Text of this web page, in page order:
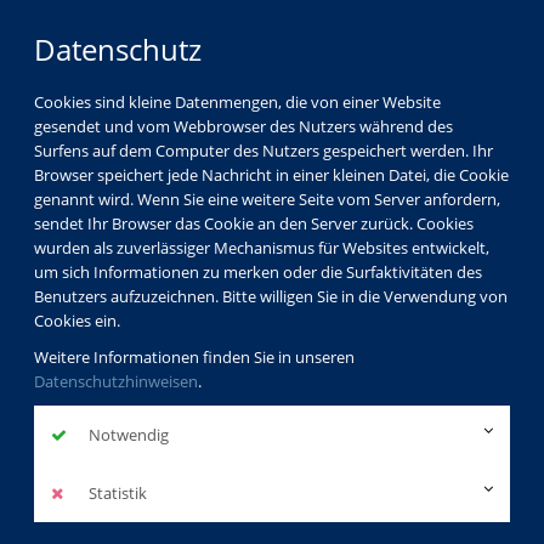
Datenschutz
Cookies sind kleine Datenmengen, die von einer Website
gesendet und vom Webbrowser des Nutzers während des
Surfens auf dem Computer des Nutzers gespeichert werden. Ihr
Browser speichert jede Nachricht in einer kleinen Datei, die Cookie
genannt wird. Wenn Sie eine weitere Seite vom Server anfordern,
sendet Ihr Browser das Cookie an den Server zurück. Cookies
wurden als zuverlässiger Mechanismus für Websites entwickelt,
um sich Informationen zu merken oder die Surfaktivitäten des
Benutzers aufzuzeichnen. Bitte willigen Sie in die Verwendung von
Cookies ein.
Weitere Informationen finden Sie in unseren
Datenschutzhinweisen.
Notwendig
Statistik
LOGIN MENÜ